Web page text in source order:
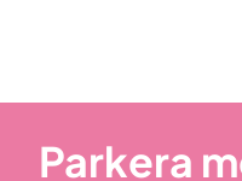
Parkera